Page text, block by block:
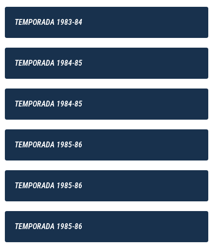
TEMPORADA 1983-84
TEMPORADA 1984-85
TEMPORADA 1984-85
TEMPORADA 1985-86
TEMPORADA 1985-86
TEMPORADA 1985-86